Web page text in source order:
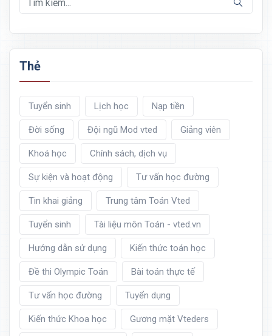
Thẻ
Tuyển sinh Lịch học Nạp tiền
Đời sống Đội ngũ Mod vted Giảng viên
Khoá học Chính sách, dịch vụ
Sự kiện và hoạt động Tư vấn học đường
Tin khai giảng Trung tâm Toán Vted
Tuyển sinh Tài liệu môn Toán - vted.vn
Hướng dẫn sử dụng Kiến thức toán học
Đề thi Olympic Toán Bài toán thực tế
Tư vấn học đường Tuyển dụng
Kiến thức Khoa học Gương mặt Vteders